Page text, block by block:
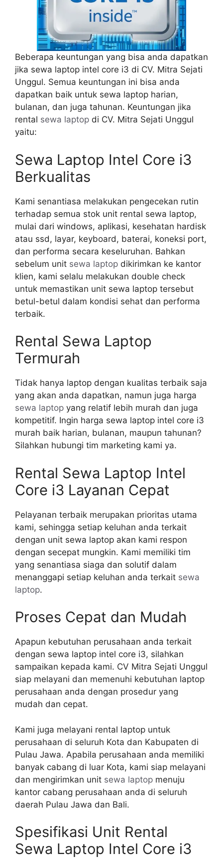
Beberapa keuntungan yang bisa anda dapatkan
jika sewa laptop intel core i3 di CV. Mitra Sejati
Unggul. Semua keuntungan ini bisa anda
dapatkan baik untuk sewa laptop harian,
bulanan, dan juga tahunan. Keuntungan jika
rental sewa laptop di CV. Mitra Sejati Unggul
yaitu:
Sewa Laptop Intel Core i3
Berkualitas
Kami senantiasa melakukan pengecekan rutin
terhadap semua stok unit rental sewa laptop,
mulai dari windows, aplikasi, kesehatan hardisk
atau ssd, layar, keyboard, baterai, koneksi port,
dan performa secara keseluruhan. Bahkan
sebelum unit sewa laptop dikirimkan ke kantor
klien, kami selalu melakukan double check
untuk memastikan unit sewa laptop tersebut
betul-betul dalam kondisi sehat dan performa
terbaik.
Rental Sewa Laptop
Termurah
Tidak hanya laptop dengan kualitas terbaik saja
yang akan anda dapatkan, namun juga harga
sewa laptop yang relatif lebih murah dan juga
kompetitif. Ingin harga sewa laptop intel core i3
murah baik harian, bulanan, maupun tahunan?
Silahkan hubungi tim marketing kami ya.
Rental Sewa Laptop Intel
Core i3 Layanan Cepat
Pelayanan terbaik merupakan prioritas utama
kami, sehingga setiap keluhan anda terkait
dengan unit sewa laptop akan kami respon
dengan secepat mungkin. Kami memiliki tim
yang senantiasa siaga dan solutif dalam
menanggapi setiap keluhan anda terkait sewa
laptop.
Proses Cepat dan Mudah
Apapun kebutuhan perusahaan anda terkait
dengan sewa laptop intel core i3, silahkan
sampaikan kepada kami. CV Mitra Sejati Unggul
siap melayani dan memenuhi kebutuhan laptop
perusahaan anda dengan prosedur yang
mudah dan cepat.
Kami juga melayani rental laptop untuk
perusahaan di seluruh Kota dan Kabupaten di
Pulau Jawa. Apabila perusahaan anda memiliki
banyak cabang di luar Kota, kami siap melayani
dan mengirimkan unit sewa laptop menuju
kantor cabang perusahaan anda di seluruh
daerah Pulau Jawa dan Bali.
Spesifikasi Unit Rental
Sewa Laptop Intel Core i3